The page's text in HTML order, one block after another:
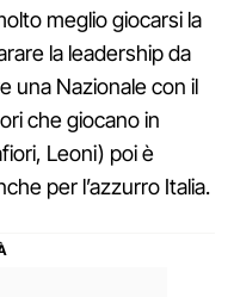
meglio giocarsi la
la leadership da
una Nazionale con il
che giocano in
Leoni) poi è
per l’azzurro Italia.